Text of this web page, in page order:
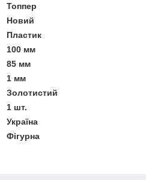
Топпер
Новий
Пластик
100 мм
85 мм
1 мм
Золотистий
1 шт.
Україна
Фігурна